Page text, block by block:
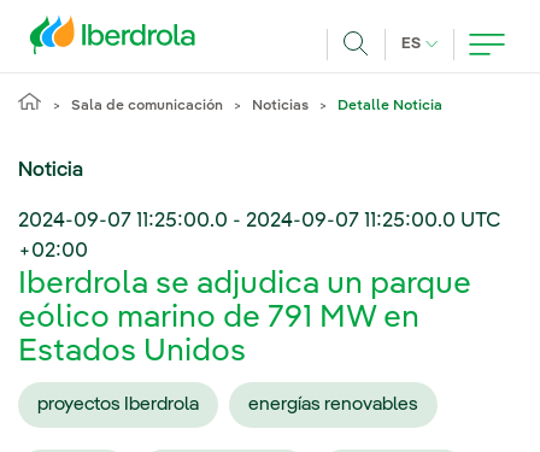
ES IDIOMA
Sala de comunicación Noticias Detalle Noticia
Noticia
2024-09-07 11:25:00.0 - 2024-09-07 11:25:00.0 UTC
+02:00
Iberdrola se adjudica un parque
eólico marino de 791 MW en
Estados Unidos
proyectos Iberdrola energías renovables